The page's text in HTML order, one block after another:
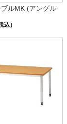
ルMK (アングル
込）